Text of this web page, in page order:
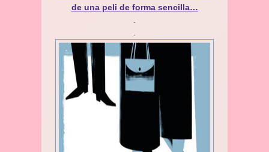
de una peli de forma sencilla…